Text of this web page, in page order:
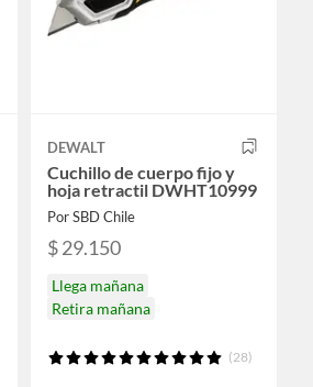
DEWALT
Cuchillo de cuerpo fijo y
hoja retractil DWHT10999
Por SBD Chile
$ 29.150
Llega mañana
Retira mañana
(28)